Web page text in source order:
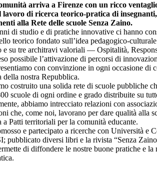
arriva a Firenze con un ricco
di ricerca teorico-pratica di
alla Rete delle scuole Senza Zaino.
di studio e di pratiche innovative ci hanno
teorico fondato sull’idea pedagogico-
e su tre architravi valoriali — Ospitalità,
possibile l’attivazione di percorsi di
con convinzione in ogni occasione di
della nostra Repubblica.
costruito una solida rete di scuole pubbliche
scuole di ogni ordine e grado distribuite su
abbiamo intrecciato relazioni con
che, come noi, lavorano per dare qualità alla
a Patti territoriali per la comunità educante.
e partecipato a ricerche con Università e
diversi libri e la rivista “Senza
di diffondere le nostre buone pratiche e la